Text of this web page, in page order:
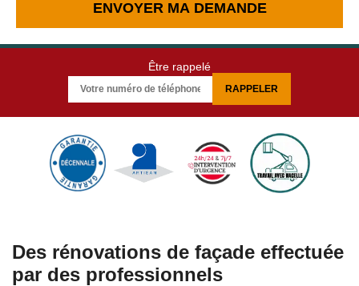
Être rappelé
Des rénovations de façade effectuée
par des professionnels